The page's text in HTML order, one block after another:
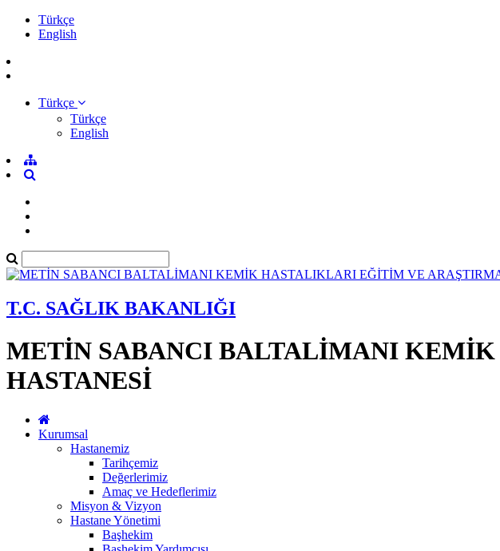
Türkçe
English
Türkçe
Türkçe
English
T.C. SAĞLIK BAKANLIĞI
METİN SABANCI BALTALİMANI
HASTANESİ
Kurumsal
Hastanemiz
Tarihçemiz
Değerlerimiz
Amaç ve Hedeflerimiz
Misyon & Vizyon
Hastane Yönetimi
Başhekim